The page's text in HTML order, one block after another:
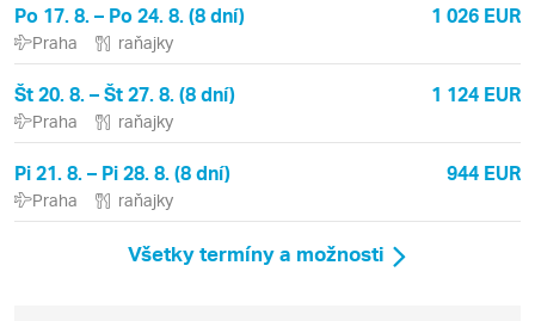
Po 17. 8. – Po 24. 8. (8 dní) 1 026 EUR
Praha raňajky
Št 20. 8. – Št 27. 8. (8 dní) 1 124 EUR
Praha raňajky
Pi 21. 8. – Pi 28. 8. (8 dní) 944 EUR
Praha raňajky
Všetky termíny a možnosti